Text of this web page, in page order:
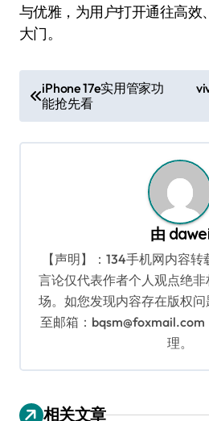
与优雅，为用户打开通往高效
大门。
章
导
iPhone 17e实用管家功
能抢先看
由
【声明】：134手机网内容
言论仅代表作者个人观点绝
场。如您发现内容存在版权
至邮箱：
理。
相关文章